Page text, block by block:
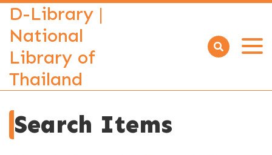
D-Library |
National
Library of
Thailand
Open
Search Items